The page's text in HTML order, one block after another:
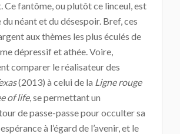
Ce fantôme, ou plutôt ce linceul, est
néant et du désespoir. Bref, ces
aux thèmes les plus éculés de
dépressif et athée. Voire,
comparer le réalisateur des
(2013) à celui de la Ligne rouge
of life, se permettant un
de passe-passe pour occulter sa
à l’égard de l’avenir, et le